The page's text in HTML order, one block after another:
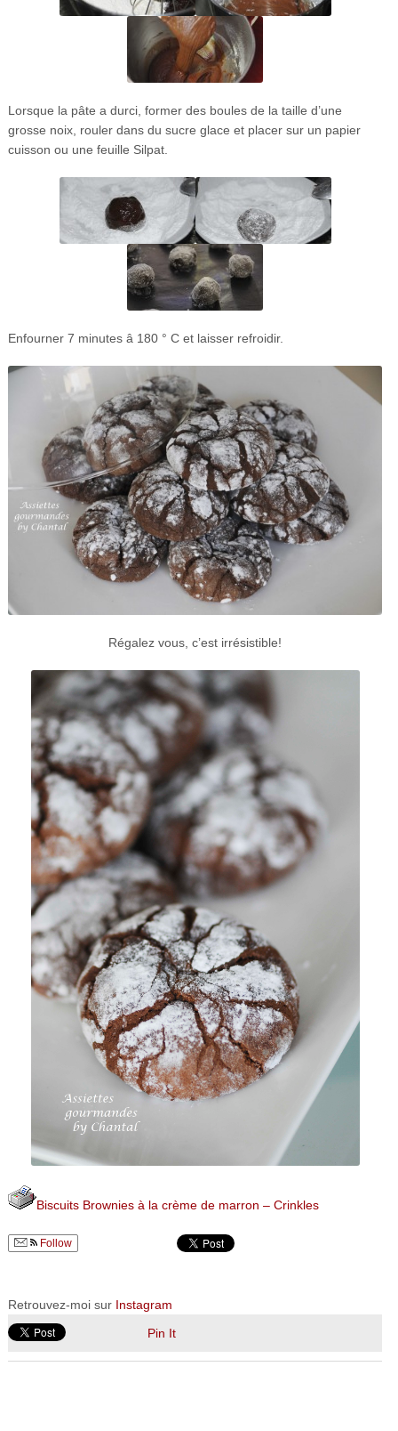
Lorsque la pâte a durci, former des boules de la taille d’une
grosse noix, rouler dans du sucre glace et placer sur un papier
cuisson ou une feuille Silpat.
Enfourner 7 minutes â 180 ° C et laisser refroidir.
Régalez vous, c’est irrésistible!
Biscuits Brownies à la crème de marron – Crinkles
Follow
Retrouvez-moi sur Instagram
Pin It